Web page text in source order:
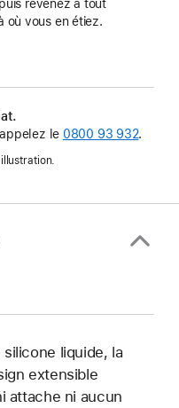
revenez à tout
où vous en étiez.
le 0800 93 932.
liquide, la
extensible
attache ni aucun